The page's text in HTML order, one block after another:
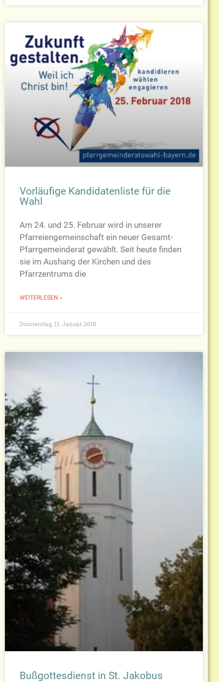
Vorläufige Kandidatenliste für die
Wahl
Am 24. und 25. Februar wird in unserer
Pfarreiengemeinschaft ein neuer Gesamt-
Pfarrgemeinderat gewählt. Seit heute finden
sie im Aushang der Kirchen und des
Pfarrzentrums die
WEITERLESEN »
Donnerstag, 11. Januar 2018
Bußgottesdienst in St. Jakobus